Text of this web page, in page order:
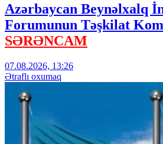
Azərbaycan Beynəlxalq
Forumunun Təşkilat
SƏRƏNCAM
07.08.2026, 13:26
Ətraflı oxumaq